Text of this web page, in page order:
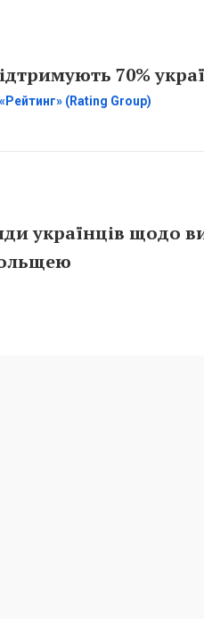
70%
(Rating Group)
українців щодо